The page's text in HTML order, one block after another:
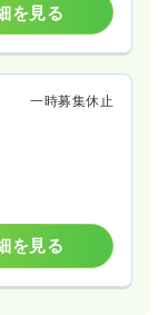
を見る
一時募集休止
を見る